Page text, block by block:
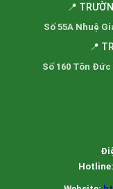
📍
Số 55A Nhuệ
📍
Số 160 Tôn
Hotline: